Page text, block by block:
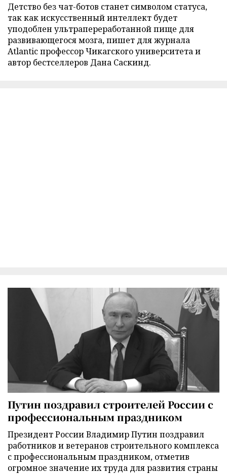
Детство без чат-ботов станет символом статуса,
так как искусственный интеллект будет
уподоблен ультрапереработанной пище для
развивающегося мозга, пишет для журнала
Atlantic профессор Чикагского университета и
автор бестселлеров Дана Саскинд.
Путин поздравил строителей России с
профессиональным праздником
Президент России Владимир Путин поздравил
работников и ветеранов строительного комплекса
с профессиональным праздником, отметив
огромное значение их труда для развития страны